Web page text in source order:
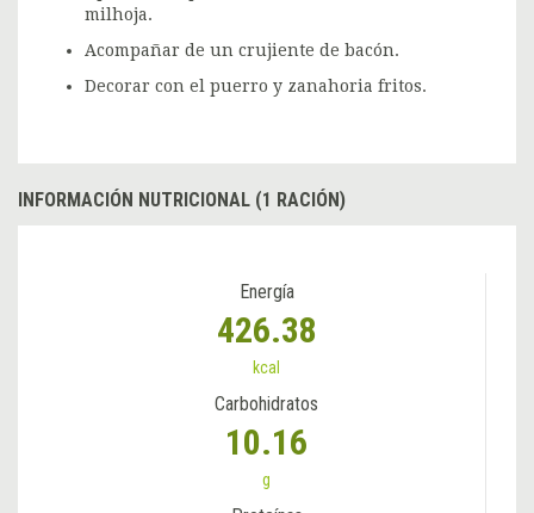
milhoja.
Acompañar de un crujiente de bacón.
Decorar con el puerro y zanahoria fritos.
INFORMACIÓN NUTRICIONAL (1 RACIÓN)
Energía
426.38
kcal
Carbohidratos
10.16
g